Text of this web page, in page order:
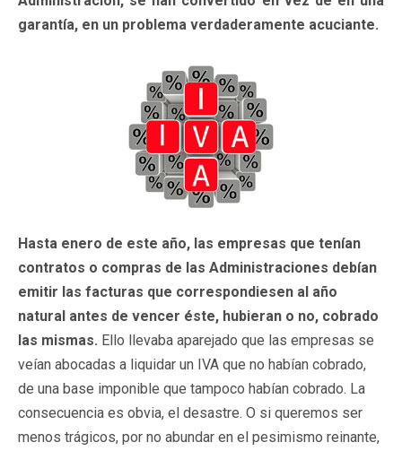
garantía, en un problema verdaderamente acuciante.
Hasta enero de este año, las empresas que tenían
contratos o compras de las Administraciones debían
emitir las facturas que correspondiesen al año
natural antes de vencer éste, hubieran o no, cobrado
las mismas. Ello llevaba aparejado que las empresas se
veían abocadas a liquidar un IVA que no habían cobrado,
de una base imponible que tampoco habían cobrado. La
consecuencia es obvia, el desastre. O si queremos ser
menos trágicos, por no abundar en el pesimismo reinante,